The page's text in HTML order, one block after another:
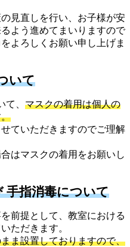
見直しを行い、お子様が安
よう進めてまいりますので
よろしくお願い申し上げま
いて
、 マスクの着用は個人の
ていただきますのでご理解
はマスクの着用をお願いし
手指消毒について
前提として、教室における
ただきます。
ま設置しておりますので、